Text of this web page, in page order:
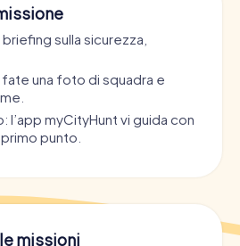
sulla sicurezza,
fate una foto di squadra e
l’app myCityHunt vi guida con
punto.
missioni